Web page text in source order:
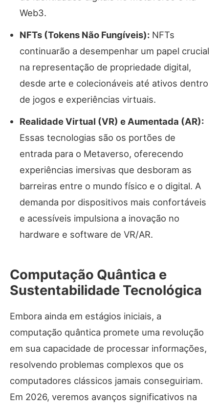
Web3.
NFTs (Tokens Não Fungíveis): NFTs
continuarão a desempenhar um papel crucial
na representação de propriedade digital,
desde arte e colecionáveis até ativos dentro
de jogos e experiências virtuais.
Realidade Virtual (VR) e Aumentada (AR):
Essas tecnologias são os portões de
entrada para o Metaverso, oferecendo
experiências imersivas que desboram as
barreiras entre o mundo físico e o digital. A
demanda por dispositivos mais confortáveis
e acessíveis impulsiona a inovação no
hardware e software de VR/AR.
Computação Quântica e
Sustentabilidade Tecnológica
Embora ainda em estágios iniciais, a
computação quântica promete uma revolução
em sua capacidade de processar informações,
resolvendo problemas complexos que os
computadores clássicos jamais conseguiriam.
Em 2026, veremos avanços significativos na